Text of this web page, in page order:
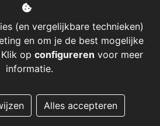
(en vergelijkbare technieken)
en om je de best mogelijke
op configureren voor meer
informatie.
Alles accepteren
Managed hosting
Webshopontwikkeling